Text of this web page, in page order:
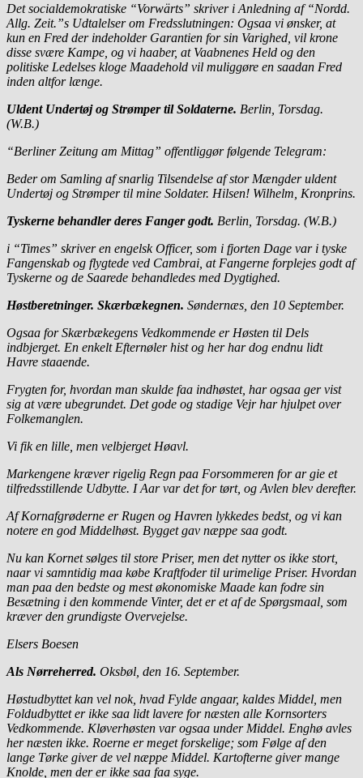
Det socialdemokratiske “Vorwärts” skriver i Anledning af “Nordd.
Allg. Zeit.”s Udtalelser om Fredsslutningen: Ogsaa vi ønsker, at
kun en Fred der indeholder Garantien for sin Varighed, vil krone
disse svære Kampe, og vi haaber, at Vaabnenes Held og den
politiske Ledelses kloge Maadehold vil muliggøre en saadan Fred
inden altfor længe.
Uldent Undertøj og Strømper til Soldaterne. Berlin, Torsdag.
(W.B.)
“Berliner Zeitung am Mittag” offentliggør følgende Telegram:
Beder om Samling af snarlig Tilsendelse af stor Mængder uldent
Undertøj og Strømper til mine Soldater. Hilsen! Wilhelm, Kronprins.
Tyskerne behandler deres Fanger godt. Berlin, Torsdag. (W.B.)
i “Times” skriver en engelsk Officer, som i fjorten Dage var i tyske
Fangenskab og flygtede ved Cambrai, at Fangerne forplejes godt af
Tyskerne og de Saarede behandledes med Dygtighed.
Høstberetninger. Skærbækegnen. Søndernæs, den 10 September.
Ogsaa for Skærbækegens Vedkommende er Høsten til Dels
indbjerget. En enkelt Efternøler hist og her har dog endnu lidt
Havre staaende.
Frygten for, hvordan man skulde faa indhøstet, har ogsaa ger vist
sig at være ubegrundet. Det gode og stadige Vejr har hjulpet over
Folkemanglen.
Vi fik en lille, men velbjerget Høavl.
Markengene kræver rigelig Regn paa Forsommeren for ar gie et
tilfredsstillende Udbytte. I Aar var det for tørt, og Avlen blev derefter.
Af Kornafgrøderne er Rugen og Havren lykkedes bedst, og vi kan
notere en god Middelhøst. Bygget gav næppe saa godt.
Nu kan Kornet sølges til store Priser, men det nytter os ikke stort,
naar vi samntidig maa købe Kraftfoder til urimelige Priser. Hvordan
man paa den bedste og mest økonomiske Maade kan fodre sin
Besætning i den kommende Vinter, det er et af de Spørgsmaal, som
kræver den grundigste Overvejelse.
Elsers Boesen
Als Nørreherred. Oksbøl, den 16. September.
Høstudbyttet kan vel nok, hvad Fylde angaar, kaldes Middel, men
Foldudbyttet er ikke saa lidt lavere for næsten alle Kornsorters
Vedkommende. Kløverhøsten var ogsaa under Middel. Enghø avles
her næsten ikke. Roerne er meget forskelige; som Følge af den
lange Tørke giver de vel næppe Middel. Kartofterne giver mange
Knolde, men der er ikke saa faa syge.